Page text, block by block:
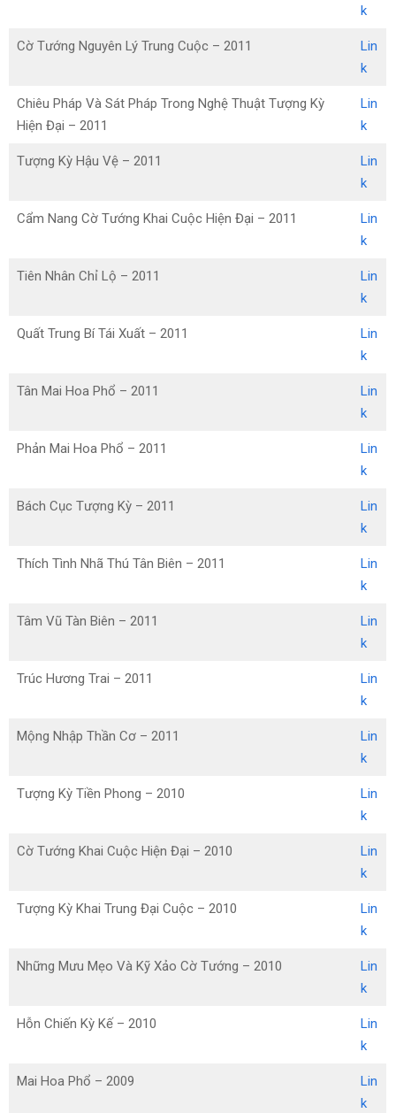
k
Cờ Tướng Nguyên Lý Trung Cuộc – 2011
Lin
k
Chiêu Pháp Và Sát Pháp Trong Nghệ Thuật Tượng Kỳ
Hiện Đại – 2011
Lin
k
Tượng Kỳ Hậu Vệ – 2011
Lin
k
Cẩm Nang Cờ Tướng Khai Cuộc Hiện Đại – 2011
Lin
k
Tiên Nhân Chỉ Lộ – 2011
Lin
k
Quất Trung Bí Tái Xuất – 2011
Lin
k
Tân Mai Hoa Phổ – 2011
Lin
k
Phản Mai Hoa Phổ – 2011
Lin
k
Bách Cục Tượng Kỳ – 2011
Lin
k
Thích Tình Nhã Thú Tân Biên – 2011
Lin
k
Tâm Vũ Tàn Biên – 2011
Lin
k
Trúc Hương Trai – 2011
Lin
k
Mộng Nhập Thần Cơ – 2011
Lin
k
Tượng Kỳ Tiền Phong – 2010
Lin
k
Cờ Tướng Khai Cuộc Hiện Đại – 2010
Lin
k
Tượng Kỳ Khai Trung Đại Cuộc – 2010
Lin
k
Những Mưu Mẹo Và Kỹ Xảo Cờ Tướng – 2010
Lin
k
Hỗn Chiến Kỳ Kế – 2010
Lin
k
Mai Hoa Phổ – 2009
Lin
k